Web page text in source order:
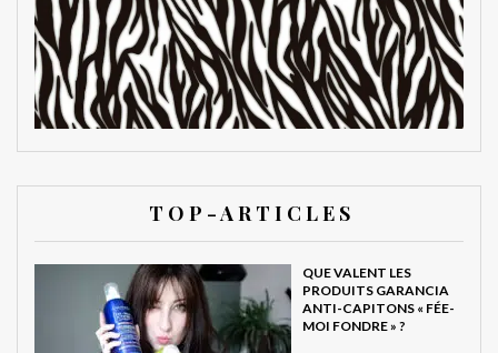
T O P - A R T I C L E S
QUE VALENT LES
PRODUITS GARANCIA
ANTI-CAPITONS « FÉE-
MOI FONDRE » ?